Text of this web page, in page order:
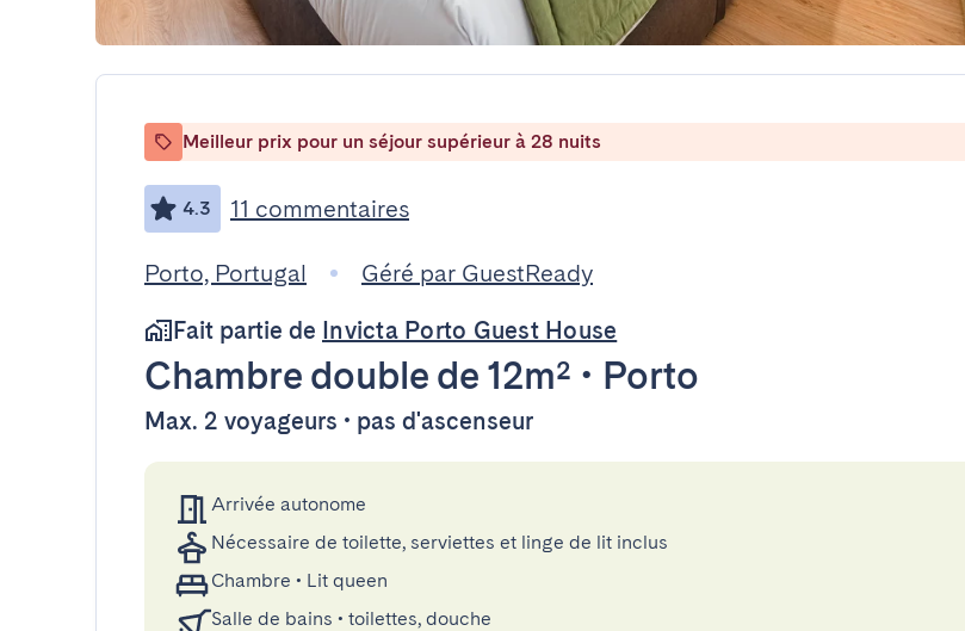
Meilleur prix pour un séjour supérieur à 28 nuits
4.3 11 commentaires
Porto, Portugal
Géré par GuestReady
Fait partie de Invicta Porto Guest House
Chambre double de 12m² • Porto
Max. 2 voyageurs • pas d'ascenseur
Arrivée autonome
Nécessaire de toilette, serviettes et linge de lit inclus
Chambre • Lit queen
Salle de bains • toilettes, douche